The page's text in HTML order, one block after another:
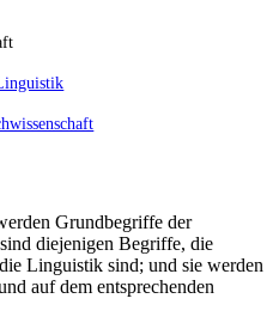
Grundbegriffe der
diejenigen Begriffe, die
Linguistik sind; und sie werden
auf dem entsprechenden